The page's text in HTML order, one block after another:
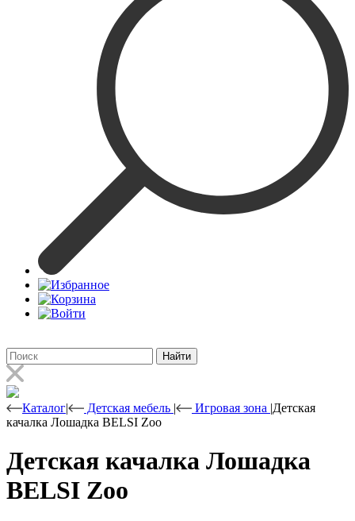
Найти
Каталог| Детская мебель | Игровая зона |Детская
качалка Лошадка BELSI Zoo
Детская качалка Лошадка
BELSI Zoo